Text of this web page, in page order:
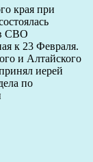
края при
СВО
к 23 Февраля.
и Алтайского
иерей
по